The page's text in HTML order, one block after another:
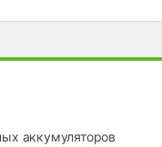
аккумуляторов